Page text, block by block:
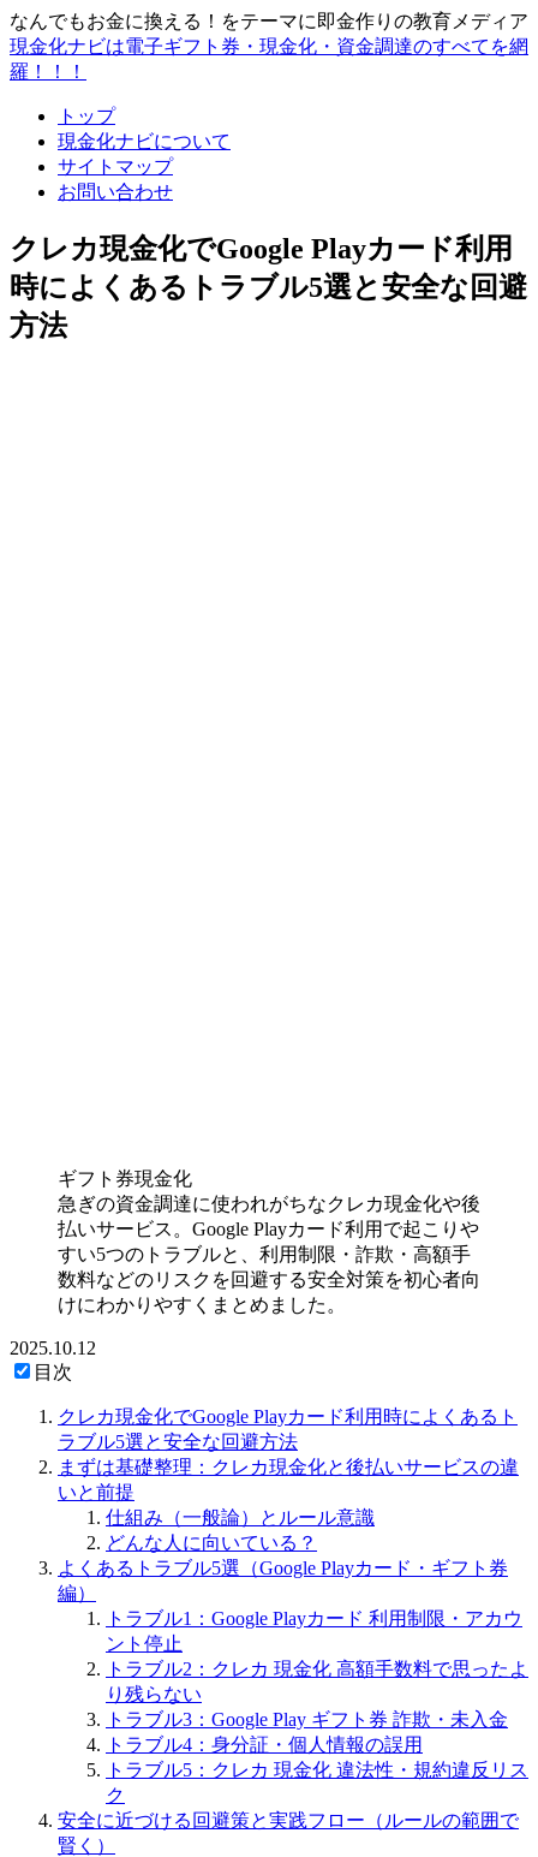
なんでもお金に換える！をテーマに即金作りの教育メディア
現金化ナビは電子ギフト券・現金化・資金調達のすべてを網
羅！！！
トップ
現金化ナビについて
サイトマップ
お問い合わせ
クレカ現金化でGoogle Playカード利用
時によくあるトラブル5選と安全な回避
方法
ギフト券現金化
急ぎの資金調達に使われがちなクレカ現金化や後
払いサービス。Google Playカード利用で起こりや
すい5つのトラブルと、利用制限・詐欺・高額手
数料などのリスクを回避する安全対策を初心者向
けにわかりやすくまとめました。
2025.10.12
目次
クレカ現金化でGoogle Playカード利用時によくあるト
ラブル5選と安全な回避方法
まずは基礎整理：クレカ現金化と後払いサービスの違
いと前提
仕組み（一般論）とルール意識
どんな人に向いている？
よくあるトラブル5選（Google Playカード・ギフト券
編）
トラブル1：Google Playカード 利用制限・アカウ
ント停止
トラブル2：クレカ 現金化 高額手数料で思ったよ
り残らない
トラブル3：Google Play ギフト券 詐欺・未入金
トラブル4：身分証・個人情報の誤用
トラブル5：クレカ 現金化 違法性・規約違反リス
ク
安全に近づける回避策と実践フロー（ルールの範囲で
賢く）